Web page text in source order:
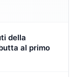
della
al primo